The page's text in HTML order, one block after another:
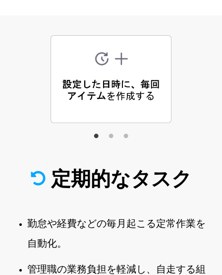
定期的なタスク
勤怠や経費などの毎月起こる定常作業を
自動化。
管理職の業務負担を軽減し、自走する組